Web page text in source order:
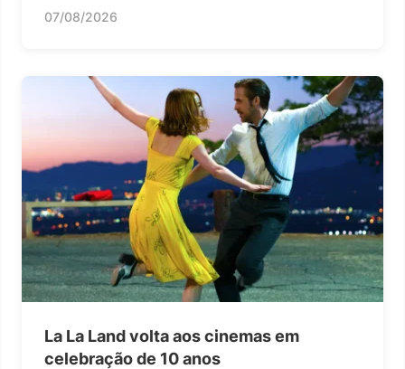
07/08/2026
La La Land volta aos cinemas em
celebração de 10 anos